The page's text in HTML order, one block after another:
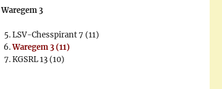
Waregem 3
LSV-Chesspirant 7 (11)
Waregem 3 (11)
KGSRL 13 (10)